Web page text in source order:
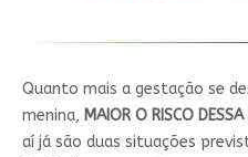
Quanto mais a gestação se
menina, MAIOR O RISCO
aí já são duas situações